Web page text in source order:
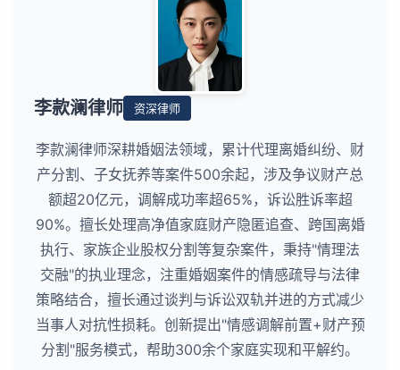
李款澜律师 资深律师
李款澜律师深耕婚姻法领域，累计代理离婚纠纷、财
产分割、子女抚养等案件500余起，涉及争议财产总
额超20亿元，调解成功率超65%，诉讼胜诉率超
90%。擅长处理高净值家庭财产隐匿追查、跨国离婚
执行、家族企业股权分割等复杂案件，秉持"情理法
交融"的执业理念，注重婚姻案件的情感疏导与法律
策略结合，擅长通过谈判与诉讼双轨并进的方式减少
当事人对抗性损耗。创新提出"情感调解前置+财产预
分割"服务模式，帮助300余个家庭实现和平解约。